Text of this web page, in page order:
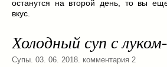
останутся на второй день, то вы
вкус.
Холодный суп с
Супы . 03. 06. 2018. комментария 2